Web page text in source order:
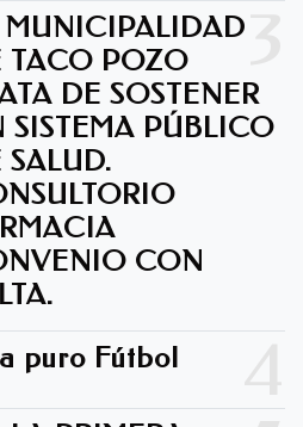
MUNICIPALIDAD
TACO POZO
DE SOSTENER
SISTEMA PÚBLICO
SALUD.
CON
puro Fútbol